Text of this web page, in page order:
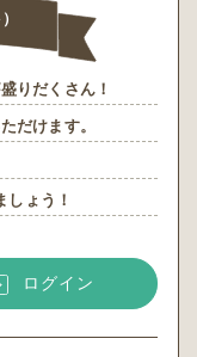
りだくさん！
だけます。
ょう！
ログイン